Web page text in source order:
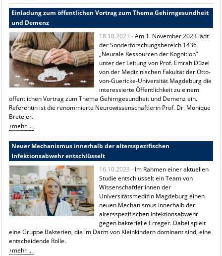
Einladung zum öffentlichen Vortrag zum Thema Gehirngesundheit
und Demenz
18.10.2023 -Am 1. November 2023 lädt
der Sonderforschungsbereich 1436
„Neurale Ressourcen der Kognition“
unter der Leitung von Prof. Emrah Düzel
von der Medizinischen Fakultät der Otto-
von-Guericke-Universität Magdeburg die
interessierte Öffentlichkeit zu einem
öffentlichen Vortrag zum Thema Gehirngesundheit und Demenz ein.
Referentin ist die renommierte Neurowissenschaftlerin Prof. Dr. Monique
Breteler.
mehr ...
Neuer Mechanismus innerhalb der altersspezifischen
Infektionsabwehr entschlüsselt
16.10.2023 - Im Rahmen einer aktuellen
Studie entschlüsselt ein Team von
Wissenschaftler:innen der
Universitätsmedizin Magdeburg einen
neuen Mechanismus innerhalb der
altersspezifischen Infektionsabwehr
gegen bakterielle Erreger. Dabei spielt
eine Gruppe Bakterien, die im Darm von Kleinkindern dominant sind, eine
entscheidende Rolle.
mehr ...